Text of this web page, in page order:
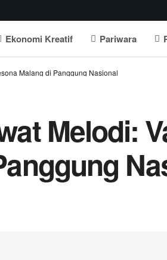
Ekonomi Kreatif Pariwara
Malang di Panggung Nasional
Melodi: